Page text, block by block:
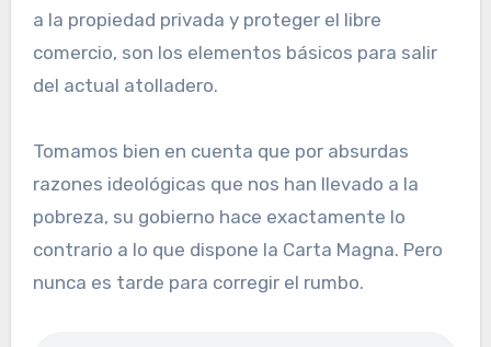
a la propiedad privada y proteger el libre
comercio, son los elementos básicos para salir
del actual atolladero.
Tomamos bien en cuenta que por absurdas
razones ideológicas que nos han llevado a la
pobreza, su gobierno hace exactamente lo
contrario a lo que dispone la Carta Magna. Pero
nunca es tarde para corregir el rumbo.